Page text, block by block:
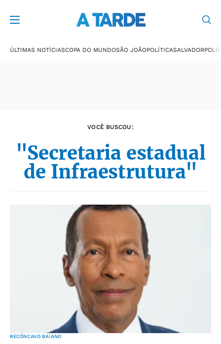
ÚLTIMAS NOTÍCIASCOPA DO MUNDOSÃO JOÃOPOLÍTICASALVADOR
VOCÊ BUSCOU:
"Secretaria estadual
de Infraestrutura"
RECÔNCAVO BAIANO